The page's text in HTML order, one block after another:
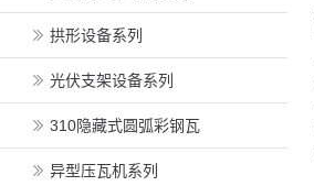
拱形设备系列
光伏支架设备系列
310隐藏式圆弧彩钢瓦
异型压瓦机系列